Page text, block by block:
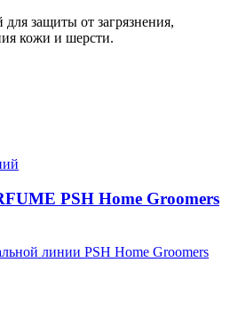
для защиты от загрязнения,
кожи и шерсти.
PSH Home Groomers
линии PSH Home Groomers